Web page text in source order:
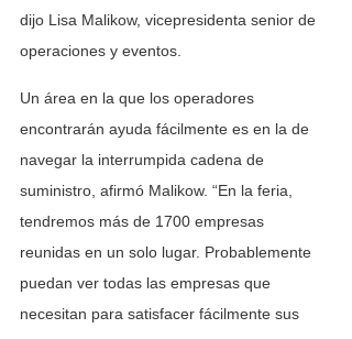
dijo Lisa Malikow, vicepresidenta senior de
operaciones y eventos.
Un área en la que los operadores
encontrarán ayuda fácilmente es en la de
navegar la interrumpida cadena de
suministro, afirmó Malikow. “En la feria,
tendremos más de 1700 empresas
reunidas en un solo lugar. Probablemente
puedan ver todas las empresas que
necesitan para satisfacer fácilmente sus